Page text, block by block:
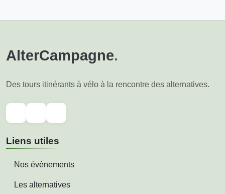
AlterCampagne.
Des tours itinérants à vélo à la rencontre des alternatives.
Liens utiles
Nos évènements
Les alternatives